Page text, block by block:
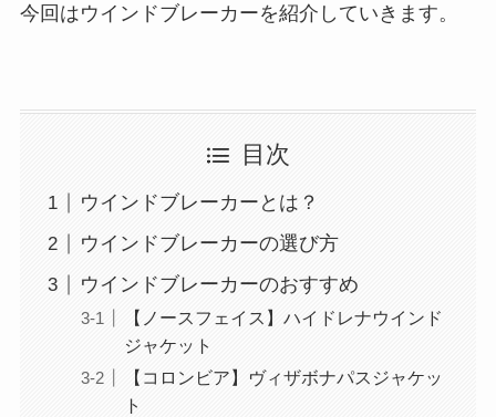
今回はウインドブレーカーを紹介していきます。
目次
ウインドブレーカーとは？
ウインドブレーカーの選び方
ウインドブレーカーのおすすめ
【ノースフェイス】ハイドレナウインド
ジャケット
【コロンビア】ヴィザボナパスジャケッ
ト